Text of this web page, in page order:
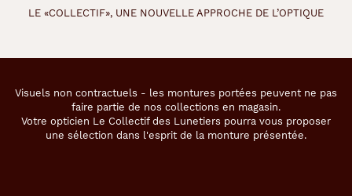
LE «COLLECTIF», UNE NOUVELLE APPROCHE DE L’OPTIQUE
Visuels non contractuels - les montures portées peuvent ne pas
faire partie de nos collections en magasin.
Votre opticien Le Collectif des Lunetiers pourra vous proposer
une sélection dans l'esprit de la monture présentée.